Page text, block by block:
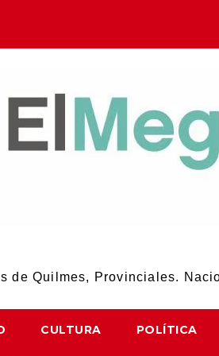
de Quilmes, Provinciales.
CULTURA POLÍTICA